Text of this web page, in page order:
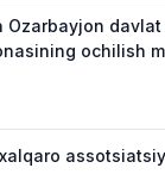
Ozarbayjon
ochilish